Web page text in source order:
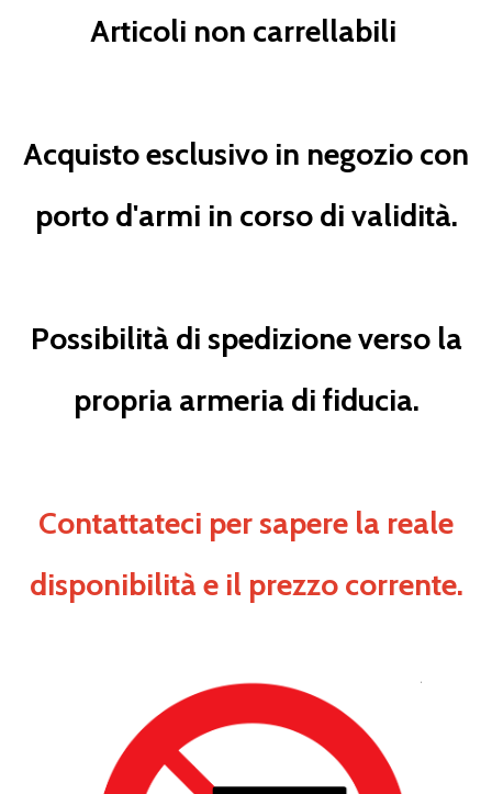
Articoli non carrellabili
Acquisto esclusivo in negozio con
porto d'armi in corso di validità.
Possibilità di spedizione verso la
propria armeria di fiducia.
Contattateci per sapere la reale
disponibilità e il prezzo corrente.